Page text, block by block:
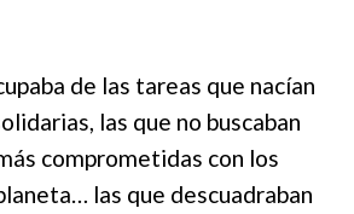
de las tareas que nacían
las que no buscaban
comprometidas con los
las que descuadraban